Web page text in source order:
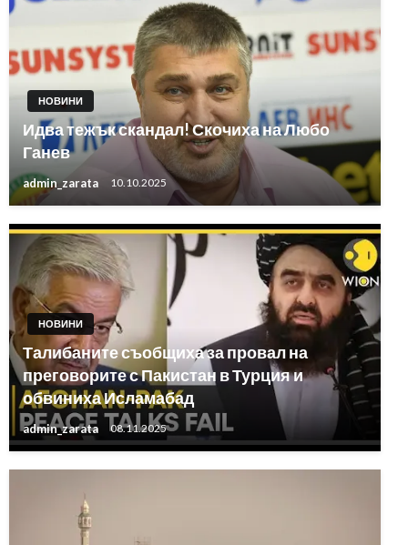
НОВИНИ
Идва тежък скандал! Скочиха на Любо
Ганев
admin_zarata 10.10.2025
НОВИНИ
Талибаните съобщиха за провал на
преговорите с Пакистан в Турция и
обвиниха Исламабад
admin_zarata 08.11.2025